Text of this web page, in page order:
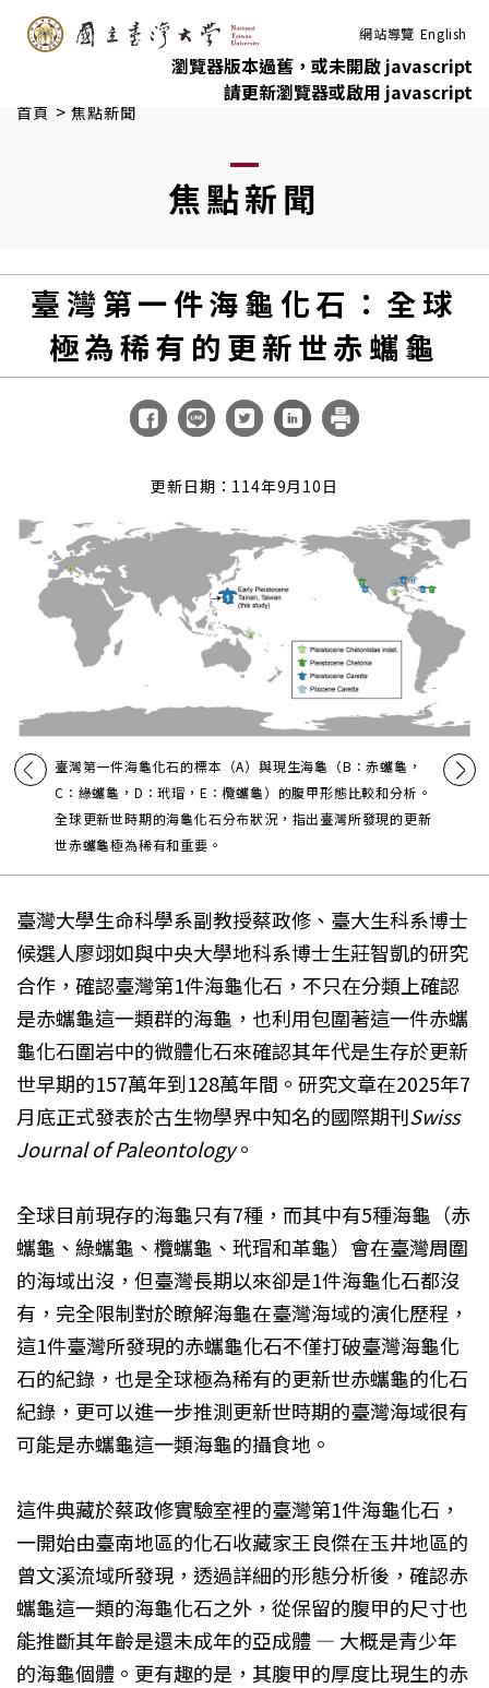
跳到主要內容 網站導覽 English
瀏覽器版本過舊，或未開啟 javascript
請更新瀏覽器或啟用 javascript
首頁 > 焦點新聞
焦點新聞
臺灣第一件海龜化石：全球
極為稀有的更新世赤蠵龜
更新日期：114年9月10日
臺灣第一件海龜化石的標本（A）與現生海龜（B：赤蠵龜，
C：綠蠵龜，D：玳瑁，E：欖蠵龜）的腹甲形態比較和分析。
全球更新世時期的海龜化石分布狀況，指出臺灣所發現的更新
世赤蠵龜極為稀有和重要。
臺灣大學生命科學系副教授蔡政修、臺大生科系博士
候選人廖翊如與中央大學地科系博士生莊智凱的研究
合作，確認臺灣第1件海龜化石，不只在分類上確認
是赤蠵龜這一類群的海龜，也利用包圍著這一件赤蠵
龜化石圍岩中的微體化石來確認其年代是生存於更新
世早期的157萬年到128萬年間。研究文章在2025年7
月底正式發表於古生物學界中知名的國際期刊Swiss
Journal of Paleontology。
全球目前現存的海龜只有7種，而其中有5種海龜（赤
蠵龜、綠蠵龜、欖蠵龜、玳瑁和革龜）會在臺灣周圍
的海域出沒，但臺灣長期以來卻是1件海龜化石都沒
有，完全限制對於瞭解海龜在臺灣海域的演化歷程，
這1件臺灣所發現的赤蠵龜化石不僅打破臺灣海龜化
石的紀錄，也是全球極為稀有的更新世赤蠵龜的化石
紀錄，更可以進一步推測更新世時期的臺灣海域很有
可能是赤蠵龜這一類海龜的攝食地。
這件典藏於蔡政修實驗室裡的臺灣第1件海龜化石，
一開始由臺南地區的化石收藏家王良傑在玉井地區的
曾文溪流域所發現，透過詳細的形態分析後，確認赤
蠵龜這一類的海龜化石之外，從保留的腹甲的尺寸也
能推斷其年齡是還未成年的亞成體 — 大概是青少年
的海龜個體。更有趣的是，其腹甲的厚度比現生的赤